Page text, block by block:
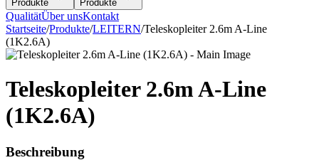
Produkte Produkte
QualitätÜber unsKontakt
Startseite/Produkte/LEITERN/Teleskopleiter 2.6m A-Line
(1K2.6A)
Teleskopleiter 2.6m A-Line
(1K2.6A)
Beschreibung